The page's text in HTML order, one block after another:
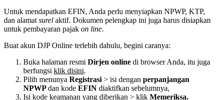
Untuk mendapatkan EFIN, Anda perlu menyiapkan NPWP, KTP,
dan alamat surel aktif. Dokumen pelengkap ini juga harus disiapkan
untuk pembayaran pajak on line.
Buat akun DJP Online terlebih dahulu, begini caranya:
Buka halaman resmi Dirjen online di browser Anda, itu juga
berfungsi klik disini.
Pilih menunya Registrasi > isi dengan perpanjangan
NPWPdan kode EFIN diaktifkan sebelumnya,
Isi kode keamanan yang diberikan > klik Memeriksa.